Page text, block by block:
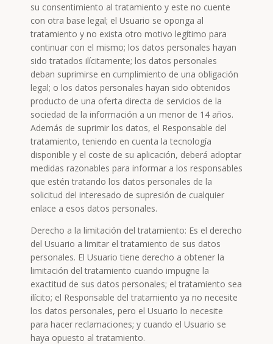
su consentimiento al tratamiento y este no cuente
con otra base legal; el Usuario se oponga al
tratamiento y no exista otro motivo legítimo para
continuar con el mismo; los datos personales hayan
sido tratados ilícitamente; los datos personales
deban suprimirse en cumplimiento de una obligación
legal; o los datos personales hayan sido obtenidos
producto de una oferta directa de servicios de la
sociedad de la información a un menor de 14 años.
Además de suprimir los datos, el Responsable del
tratamiento, teniendo en cuenta la tecnología
disponible y el coste de su aplicación, deberá adoptar
medidas razonables para informar a los responsables
que estén tratando los datos personales de la
solicitud del interesado de supresión de cualquier
enlace a esos datos personales.
Derecho a la limitación del tratamiento: Es el derecho
del Usuario a limitar el tratamiento de sus datos
personales. El Usuario tiene derecho a obtener la
limitación del tratamiento cuando impugne la
exactitud de sus datos personales; el tratamiento sea
ilícito; el Responsable del tratamiento ya no necesite
los datos personales, pero el Usuario lo necesite
para hacer reclamaciones; y cuando el Usuario se
haya opuesto al tratamiento.